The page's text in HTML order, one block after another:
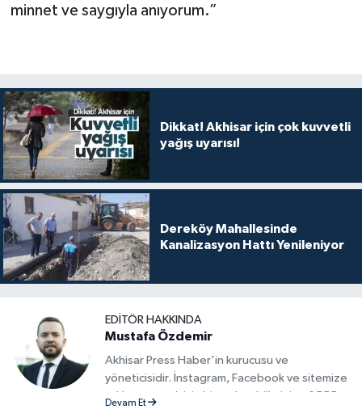
minnet ve saygıyla anıyorum.”
Dikkat! Akhisar için çok kuvvetli
yağış uyarısı!
Dereköy Mahallesinde
Kanalizasyon Hattı Yenileniyor
EDITÖR HAKKINDA
Mustafa Özdemir
Akhisar Press Haber'in kurucusu ve
yöneticisidir. İnstagram, Facebook ve sitemize
reklam vermek için bize ulaşabilirsiniz - 0555
Devam Et